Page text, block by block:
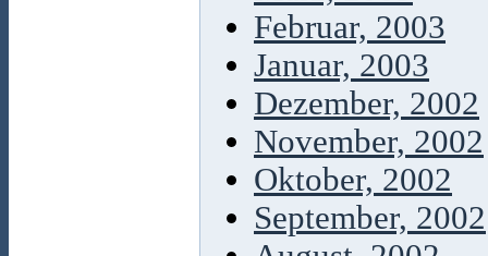
Februar, 2003
Januar, 2003
Dezember, 2002
November, 2002
Oktober, 2002
September, 2002